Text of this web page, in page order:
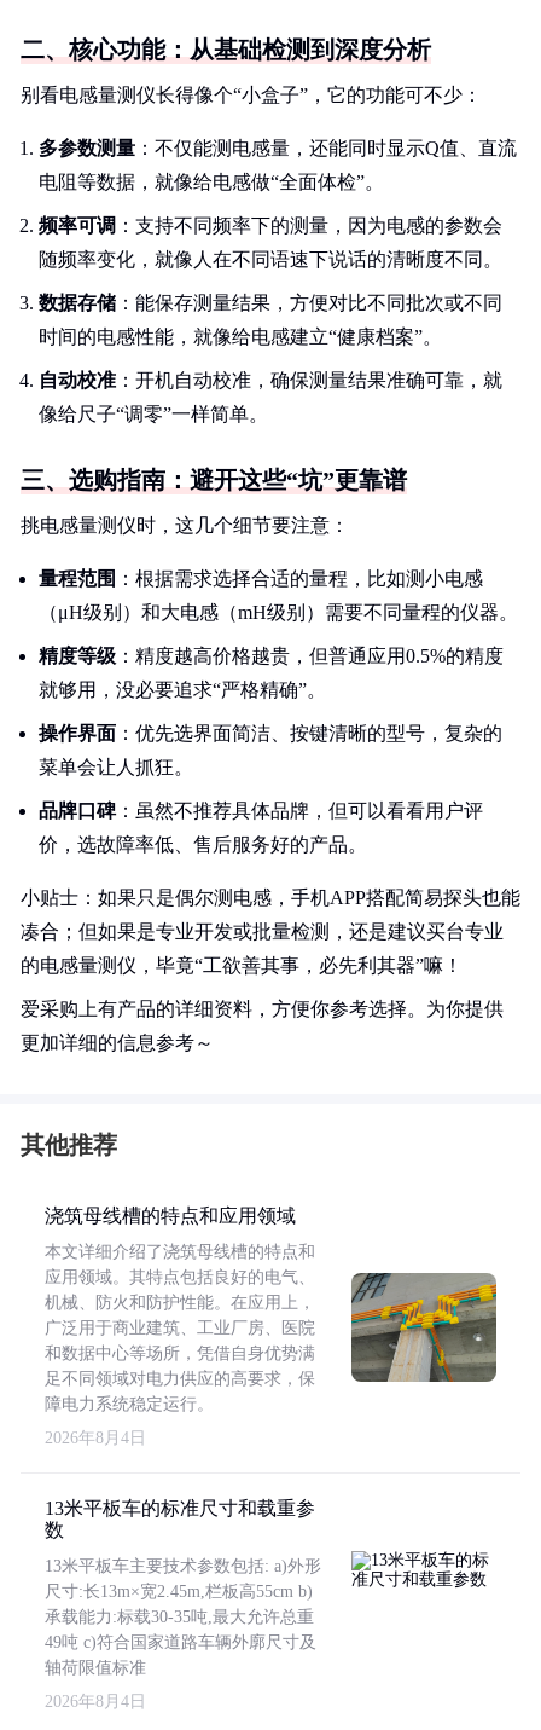
二、核心功能：从基础检测到深度分析
别看电感量测仪长得像个“小盒子”，它的功能可不少：
多参数测量 ：不仅能测电感量，还能同时显示Q值、直流
电阻等数据，就像给电感做“全面体检”。
频率可调 ：支持不同频率下的测量，因为电感的参数会
随频率变化，就像人在不同语速下说话的清晰度不同。
数据存储 ：能保存测量结果，方便对比不同批次或不同
时间的电感性能，就像给电感建立“健康档案”。
自动校准 ：开机自动校准，确保测量结果准确可靠，就
像给尺子“调零”一样简单。
三、选购指南：避开这些“坑”更靠谱
挑电感量测仪时，这几个细节要注意：
量程范围 ：根据需求选择合适的量程，比如测小电感
（μH级别）和大电感（mH级别）需要不同量程的仪器。
精度等级 ：精度越高价格越贵，但普通应用0.5%的精度
就够用，没必要追求“严格精确”。
操作界面 ：优先选界面简洁、按键清晰的型号，复杂的
菜单会让人抓狂。
品牌口碑：虽然不推荐具体品牌，但可以看看用户评
价，选故障率低、售后服务好的产品。
小贴士：如果只是偶尔测电感，手机APP搭配简易探头也能
凑合；但如果是专业开发或批量检测，还是建议买台专业
的电感量测仪，毕竟“工欲善其事，必先利其器”嘛！
爱采购上有产品的详细资料，方便你参考选择。为你提供
更加详细的信息参考～
其他推荐
浇筑母线槽的特点和应用领域
本文详细介绍了浇筑母线槽的特点和
应用领域。其特点包括良好的电气、
机械、防火和防护性能。在应用上，
广泛用于商业建筑、工业厂房、医院
和数据中心等场所，凭借自身优势满
足不同领域对电力供应的高要求，保
障电力系统稳定运行。
2026年8月4日
13米平板车的标准尺寸和载重参
数
13米平板车主要技术参数包括: a)外形
尺寸:长13m×宽2.45m,栏板高55cm b)
承载能力:标载30-35吨,最大允许总重
49吨 c)符合国家道路车辆外廓尺寸及
轴荷限值标准
2026年8月4日